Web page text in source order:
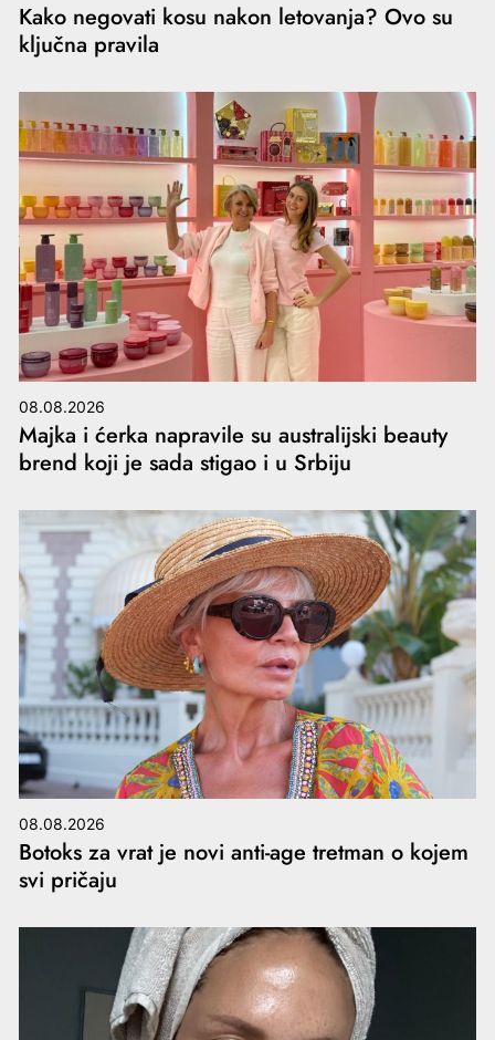
Kako negovati kosu nakon letovanja? Ovo su
ključna pravila
08.08.2026
Majka i ćerka napravile su australijski beauty
brend koji je sada stigao i u Srbiju
08.08.2026
Botoks za vrat je novi anti-age tretman o kojem
svi pričaju